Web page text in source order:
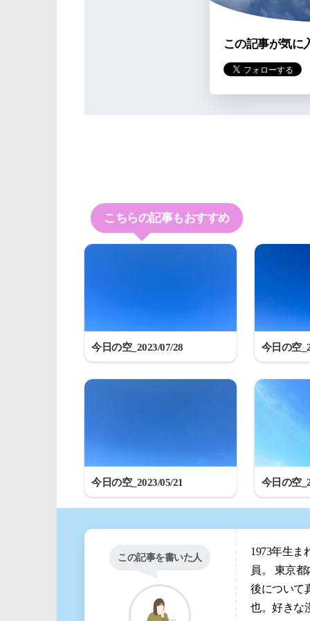
この記事が気に
こちらの記事もおすすめ
今日の空_2023/07/28 今日の空
今日の空_2023/05/21 今日の空
この記事を書いた人
1973年生ま
員。 東京
後について
也。好きな